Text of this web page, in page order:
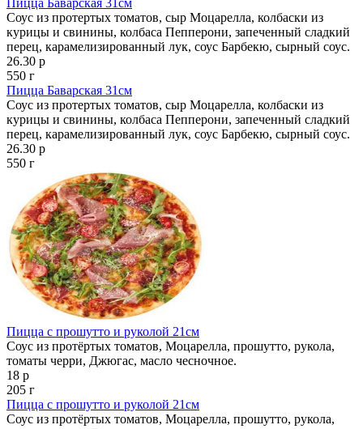
Соус из протертых томатов, сыр Моцарелла, колбаски из
курицы и свинины, колбаса Пепперони, запеченный сладкий
перец, карамелизированный лук, соус Барбекю, сырный соус.
26.30 р
550 г
Пицца Баварская 31см
Соус из протертых томатов, сыр Моцарелла, колбаски из
курицы и свинины, колбаса Пепперони, запеченный сладкий
перец, карамелизированный лук, соус Барбекю, сырный соус.
26.30 р
550 г
Пицца с прошутто и руколой 21см
Соус из протёртых томатов, Моцарелла, прошутто, рукола,
томаты черри, Джюгас, масло чесночное.
18 р
205 г
Пицца с прошутто и руколой 21см
Соус из протёртых томатов, Моцарелла, прошутто, рукола,